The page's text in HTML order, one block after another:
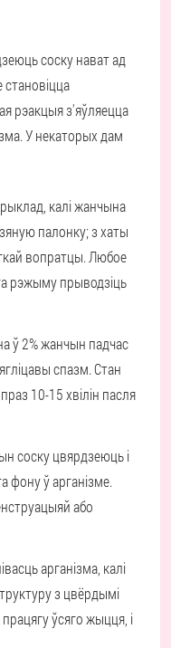
соску нават ад
становіцца
рэакцыя з'яўляецца
У некаторых дам
калі жанчына
палонку; з хаты
вопратцы. Любое
рэжыму прыводзіць
ў 2% жанчын падчас
спазм. Стан
10-15 хвілін пасля
соску цвярдзеюць і
фону ў арганізме.
або
арганізма, калі
з цвёрдымі
ўсяго жыцця, і